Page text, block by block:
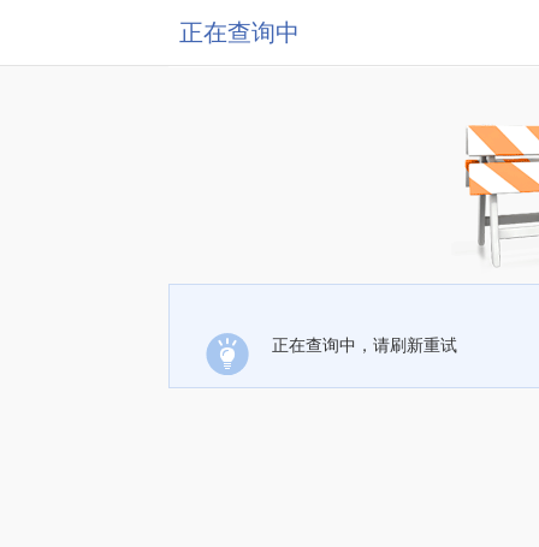
正在查询中
正在查询中，请刷新重试